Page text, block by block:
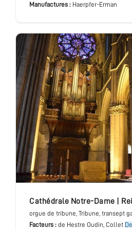
Manufactures : Haerpfer-Erman
cathédrale Notre-Dame
orgue de tribune, Tribune, transept
Facteurs : de Hestre Oudin, Collet